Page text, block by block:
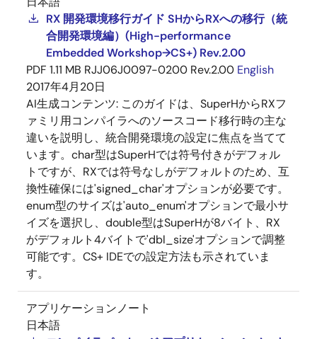
RX 開発環境移行ガイド SHからRXへの移行（統
合開発環境編）(High-performance
Embedded Workshop→CS+) Rev.2.00
PDF 1.11 MB RJJ06J0097-0200 Rev.2.00 English
2017年4月20日
AI生成コンテンツ: このガイドは、SuperHからRXフ
ァミリ用コンパイラへのソースコード移行時の主な
違いを説明し、統合開発環境の設定に焦点を当てて
います。char型はSuperHでは符号付きがデフォル
トですが、RXでは符号なしがデフォルトのため、互
換性確保には'signed_char'オプションが必要です。
enum型のサイズは'auto_enum'オプションで最小サ
イズを選択し、double型はSuperHが8バイト、RX
がデフォルト4バイトで'dbl_size'オプションで調整
可能です。CS+ IDEでの設定方法も示されていま
す。
アプリケーションノート
日本語